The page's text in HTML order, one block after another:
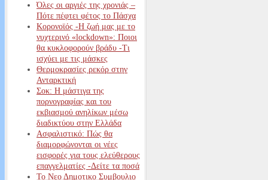
Όλες οι αργιές της χρονιάς –
Πότε πέφτει φέτος το Πάσχα
Κορονοϊός -Η ζωή μας με το
νυχτερινό «lockdown»: Ποιοι
θα κυκλοφορούν βράδυ -Τι
ισχύει με τις μάσκες
Θερμοκρασίες ρεκόρ στην
Ανταρκτική
Σοκ: Η μάστιγα της
πορνογραφίας και του
εκβιασμού ανηλίκων μέσω
διαδικτύου στην Ελλάδα
Ασφαλιστικό: Πώς θα
διαμορφώνονται οι νέες
εισφορές για τους ελεύθερους
επαγγελματίες -Δείτε τα ποσά
Το Νεο Δημοτικο Συμβουλιο